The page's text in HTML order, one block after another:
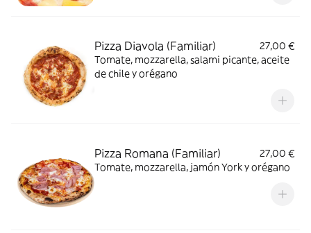
Pizza Diavola (Familiar)
27,00 €
Tomate, mozzarella, salami picante, aceite
de chile y orégano
Pizza Romana (Familiar)
27,00 €
Tomate, mozzarella, jamón York y orégano